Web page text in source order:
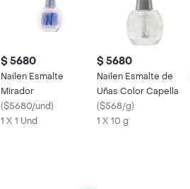
$ 5680
Nailen Esmalte
Mirador
($5680/und)
1 X 1 Und
$ 5680
Nailen Esmalte de
Uñas Color Capella
($568/g)
1 X 10 g